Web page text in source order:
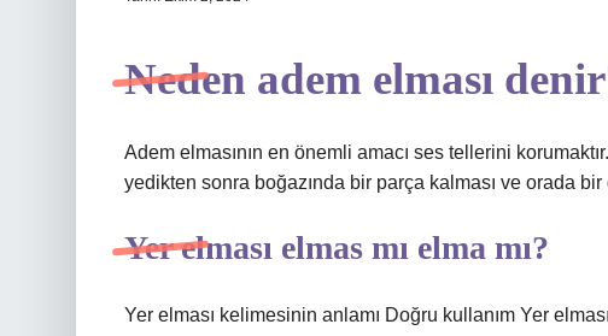
Neden adem elması
Adem elmasının en önemli amacı ses tellerini
yedikten sonra boğazında bir parça kalması ve orada bir
Yer elması elmas mı elma mı?
Yer elması kelimesinin anlamı Doğru kullanım Yer